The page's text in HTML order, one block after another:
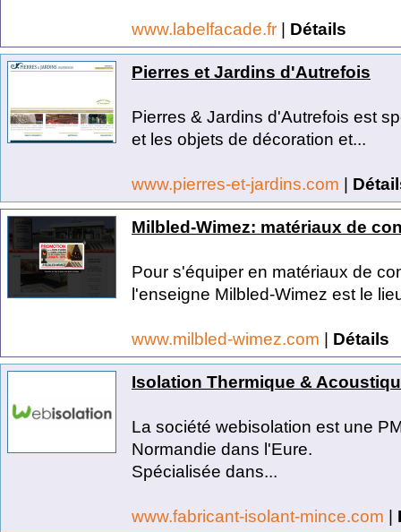
www.labelfacade.fr | Détails
Pierres et Jardins d'Autrefois
Pierres & Jardins d'Autrefois est
et les objets de décoration et...
www.pierres-et-jardins.com |
Milbled-Wimez: matériaux de
Pour s'équiper en matériaux de
l'enseigne Milbled-Wimez est le
www.milbled-wimez.com | Détails
Isolation Thermique &
La société webisolation est une
Normandie dans l'Eure.
Spécialisée dans...
www.fabricant-isolant-mince.com |